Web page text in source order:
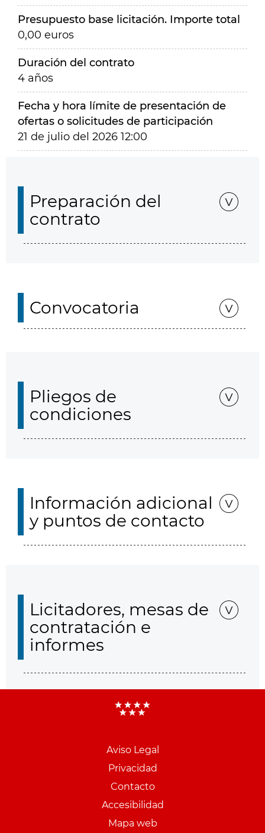
Presupuesto base licitación. Importe total
0,00 euros
Duración del contrato
4 años
Fecha y hora límite de presentación de
ofertas o solicitudes de participación
21 de julio del 2026 12:00
Preparación del
contrato
Convocatoria
Pliegos de
condiciones
Información adicional
y puntos de contacto
Licitadores, mesas de
contratación e
informes
Aviso Legal
Privacidad
Contacto
Accesibilidad
Mapa web